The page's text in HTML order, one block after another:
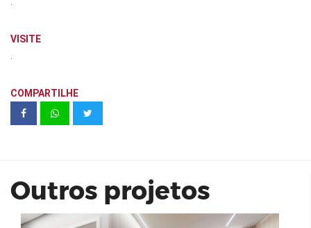
VISITE
COMPARTILHE
Outros projetos
WAVE 46m² - Santa Cecília | Exkalla